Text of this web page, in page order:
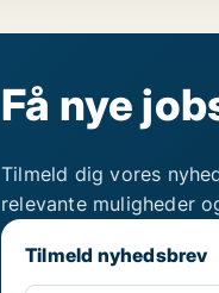
Få nye
Tilmeld dig vores
relevante muligheder
Tilmeld nyhedsbrev